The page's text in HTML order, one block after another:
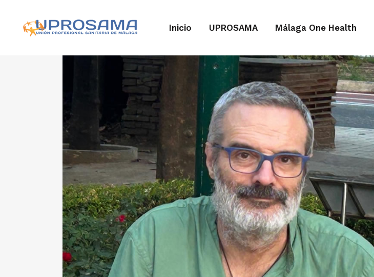
Inicio UPROSAMA Málaga One Health